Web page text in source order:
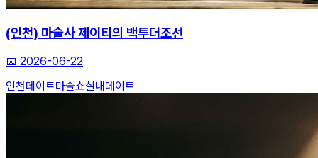
(인천) 마술사 제이티의 백투더조선
📅 2026-06-22
인천데이트마술쇼실내데이트